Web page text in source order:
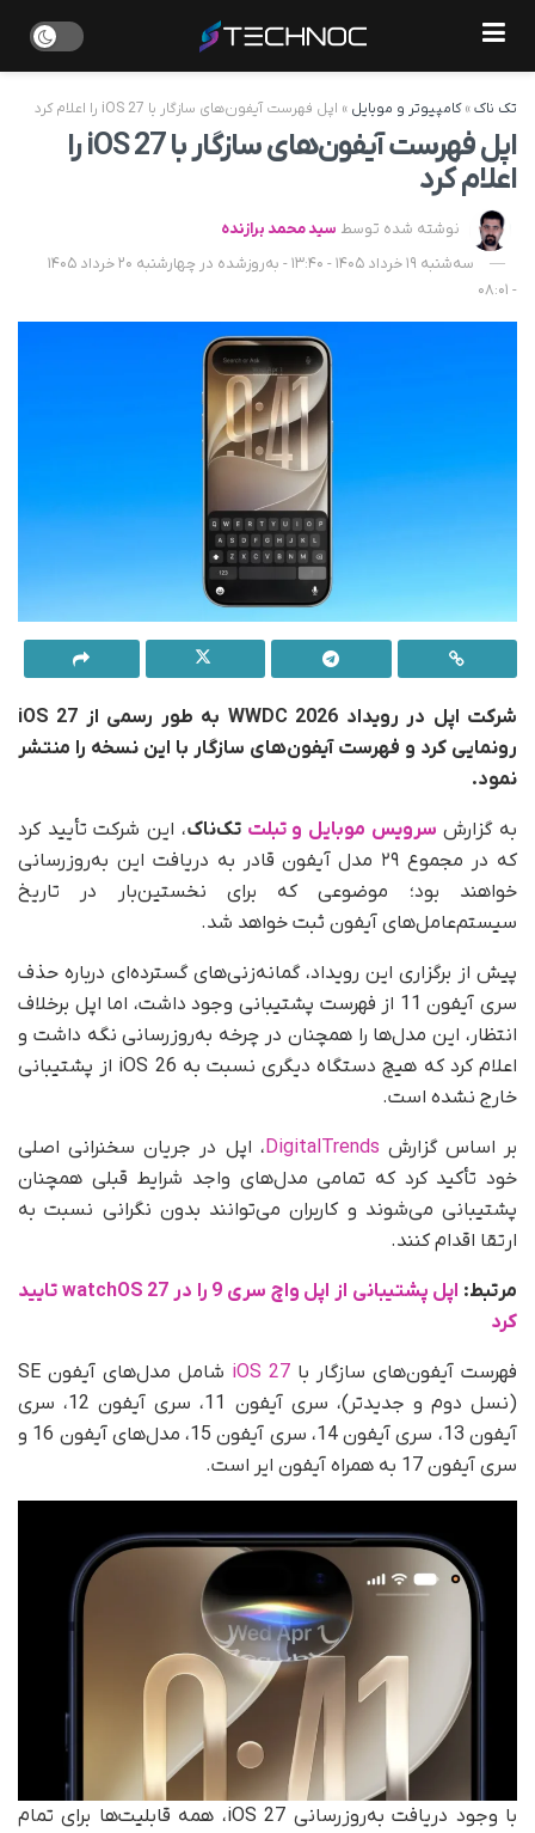
تک ناک»کامپیوتر و موبایل » اپل فهرست آیفون‌های سازگار با iOS 27 را اعلام کرد
اپل فهرست آیفون‌های سازگار با iOS 27 را
اعلام کرد
نوشته شده توسط سید محمد برازنده
سه‌شنبه 19 خرداد 1405 - 13:40 - به‌روزشده در چهارشنبه 20 خرداد 1405
- 08:01
شرکت اپل در رویداد WWDC 2026 به‌ طور رسمی از iOS 27
رونمایی کرد و فهرست آیفون‌های سازگار با این نسخه را منتشر
نمود.
به گزارش سرویس موبایل و تبلت تک‌ناک، این شرکت تأیید کرد
که در مجموع ۲۹ مدل آیفون قادر به دریافت این به‌روزرسانی
خواهند بود؛ موضوعی که برای نخستین‌بار در تاریخ
سیستم‌عامل‌های آیفون ثبت خواهد شد.
پیش از برگزاری این رویداد، گمانه‌زنی‌های گسترده‌ای درباره حذف
سری آیفون 11 از فهرست پشتیبانی وجود داشت، اما اپل برخلاف
انتظار، این مدل‌ها را همچنان در چرخه به‌روزرسانی نگه داشت و
اعلام کرد که هیچ دستگاه دیگری نسبت به iOS 26 از پشتیبانی
خارج نشده است.
بر اساس گزارش DigitalTrends، اپل در جریان سخنرانی اصلی
خود تأکید کرد که تمامی مدل‌های واجد شرایط قبلی همچنان
پشتیبانی می‌شوند و کاربران می‌توانند بدون نگرانی نسبت به
ارتقا اقدام کنند.
مرتبط:
اپل پشتیبانی از اپل واچ سری 9 را در watchOS 27 تایید
کرد
فهرست آیفون‌های سازگار با iOS 27
شامل مدل‌های آیفون SE
(نسل دوم و جدیدتر)، سری آیفون 11، سری آیفون 12، سری
آیفون 13، سری آیفون 14، سری آیفون 15، مدل‌های آیفون 16 و
سری آیفون 17 به‌ همراه آیفون ایر است.
با وجود دریافت به‌روزرسانی iOS 27، همه قابلیت‌ها برای تمام